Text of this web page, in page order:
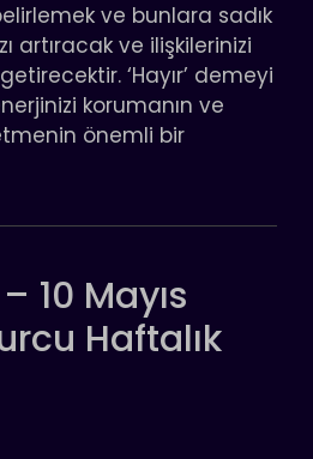
belirlemek ve bunlara sadık
artıracak ve ilişkilerinizi
‘Hayır’ demeyi
korumanın ve
önemli bir
10 Mayıs
Haftalık